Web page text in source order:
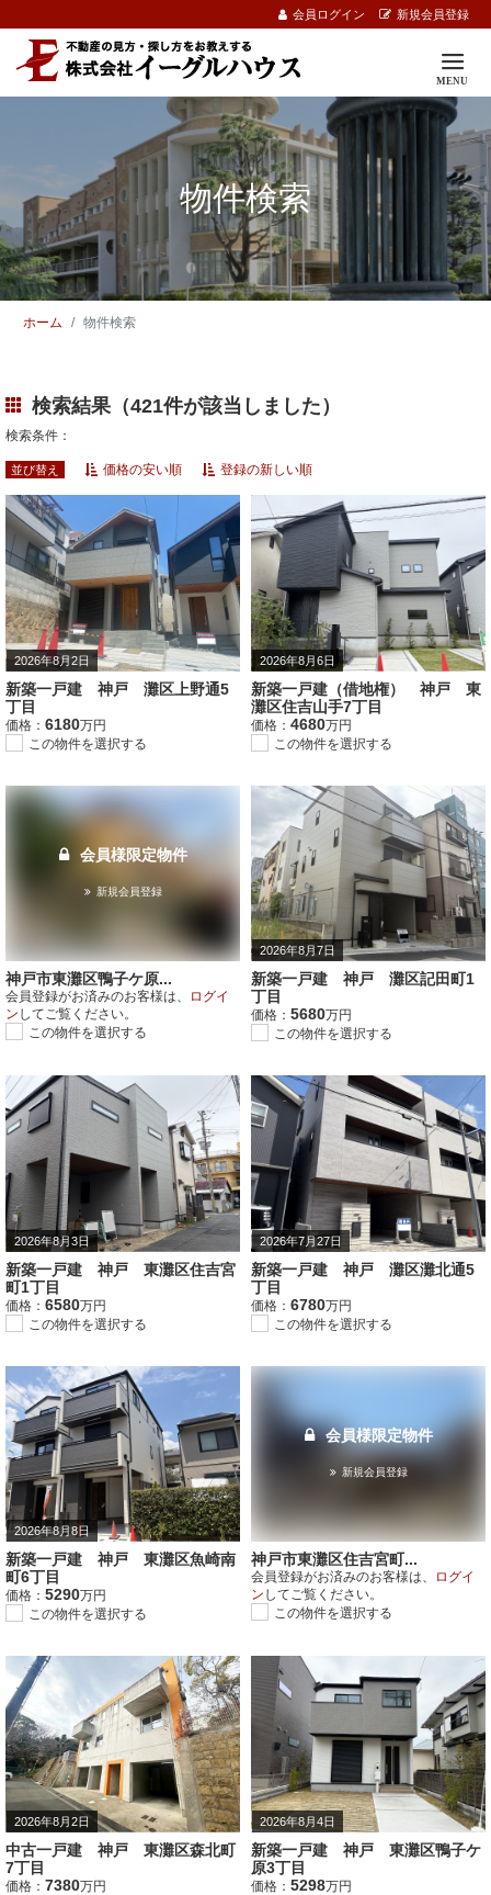
会員ログイン 新規会員登録
物件検索
ホーム 物件検索
検索結果（421件が該当しました）
検索条件：
並び替え 価格の安い順 登録の新しい順
2026年8月2日
新築一戸建 神戸 灘区上野通5
丁目
価格： 6180万円
この物件を選択する
2026年8月6日
新築一戸建（借地権） 神戸 東
灘区住吉山手7丁目
価格： 4680万円
この物件を選択する
会員様限定物件
新規会員登録
神戸市東灘区鴨子ケ原...
会員登録がお済みのお客様は、
ログイ
ン してご覧ください。
この物件を選択する
2026年8月7日
新築一戸建 神戸 灘区記田町1
丁目
価格： 5680万円
この物件を選択する
2026年8月3日
新築一戸建 神戸 東灘区住吉宮
町1丁目
価格： 6580万円
この物件を選択する
2026年7月27日
新築一戸建 神戸 灘区灘北通5
丁目
価格： 6780万円
この物件を選択する
2026年8月8日
新築一戸建 神戸 東灘区魚崎南
町6丁目
価格： 5290万円
この物件を選択する
会員様限定物件
新規会員登録
神戸市東灘区住吉宮町...
会員登録がお済みのお客様は、
ログイ
ン してご覧ください。
この物件を選択する
2026年8月2日
中古一戸建 神戸 東灘区森北町
7丁目
価格： 7380万円
2026年8月4日
新築一戸建 神戸 東灘区鴨子ケ
原3丁目
価格： 5298万円